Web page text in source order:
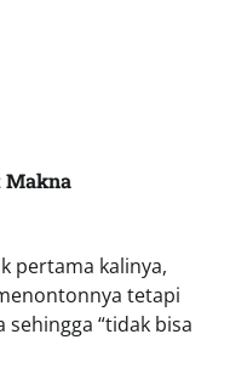
Makna
pertama kalinya,
tetapi
sehingga “tidak bisa